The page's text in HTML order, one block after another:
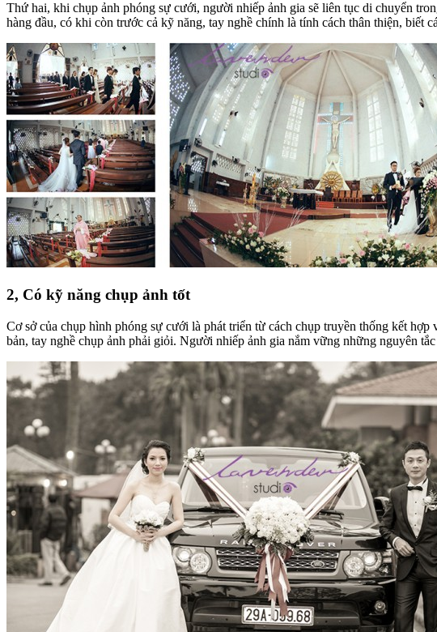
Thứ hai, khi chụp ảnh phóng sự cưới, người nhiếp ảnh gia sẽ liên tục di chuyển
hàng đầu, có khi còn trước cả kỹ năng, tay nghề chính là tính cách thân thiện,
2, Có kỹ năng chụp ảnh tốt
Cơ sở của chụp hình phóng sự cưới là phát triển từ cách chụp truyền thống kết
bản, tay nghề chụp ảnh phải giỏi. Người nhiếp ảnh gia nắm vững những nguyên